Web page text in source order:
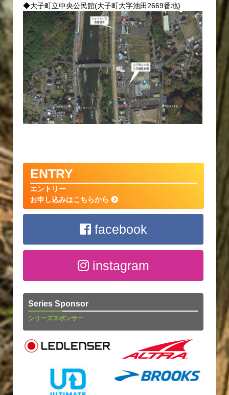
◆大子町立中央公民館(大子町大字池田2669番地)
ENTRY
エントリー
お申し込みはこちらから
facebook
instagram
Series Sponsor
シリーズスポンサー